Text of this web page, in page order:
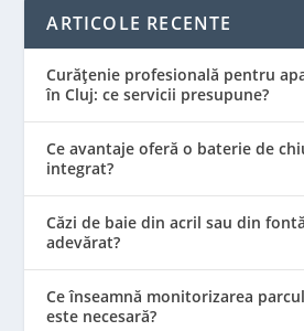
ARTICOLE RECENTE
Curățenie profesională pentru
în Cluj: ce servicii presupune?
Ce avantaje oferă o baterie de
integrat?
Căzi de baie din acril sau din
adevărat?
Ce înseamnă monitorizarea
este necesară?